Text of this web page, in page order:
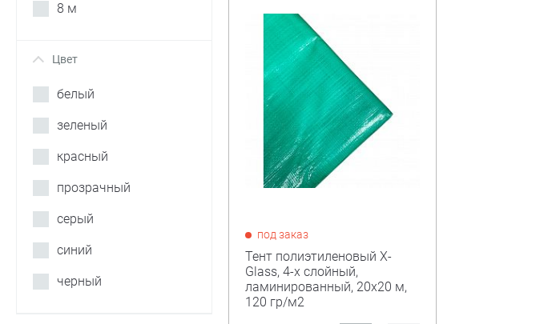
8 м
+ Цвет
белый
зеленый
красный
прозрачный
серый
синий
черный
под заказ
Тент полиэтиленовый X-
Glass, 4-х слойный,
ламинированный, 20х20 м,
120 гр/м2